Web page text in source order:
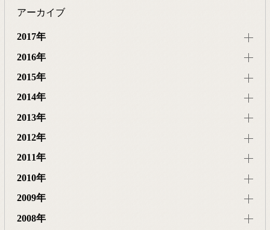
アーカイブ
2017年
2016年
2015年
2014年
2013年
2012年
2011年
2010年
2009年
2008年